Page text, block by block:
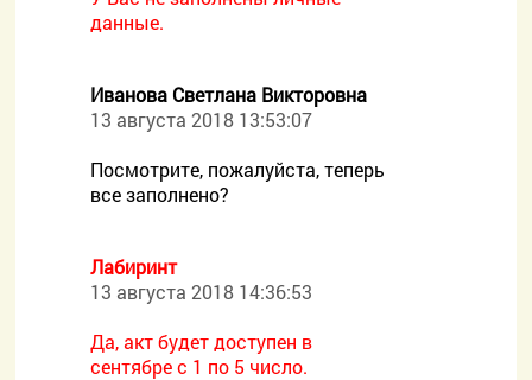
данные.
Иванова Светлана Викторовна
13 августа 2018 13:53:07
Посмотрите, пожалуйста, теперь
все заполнено?
Лабиринт
13 августа 2018 14:36:53
Да, акт будет доступен в
сентябре с 1 по 5 число.